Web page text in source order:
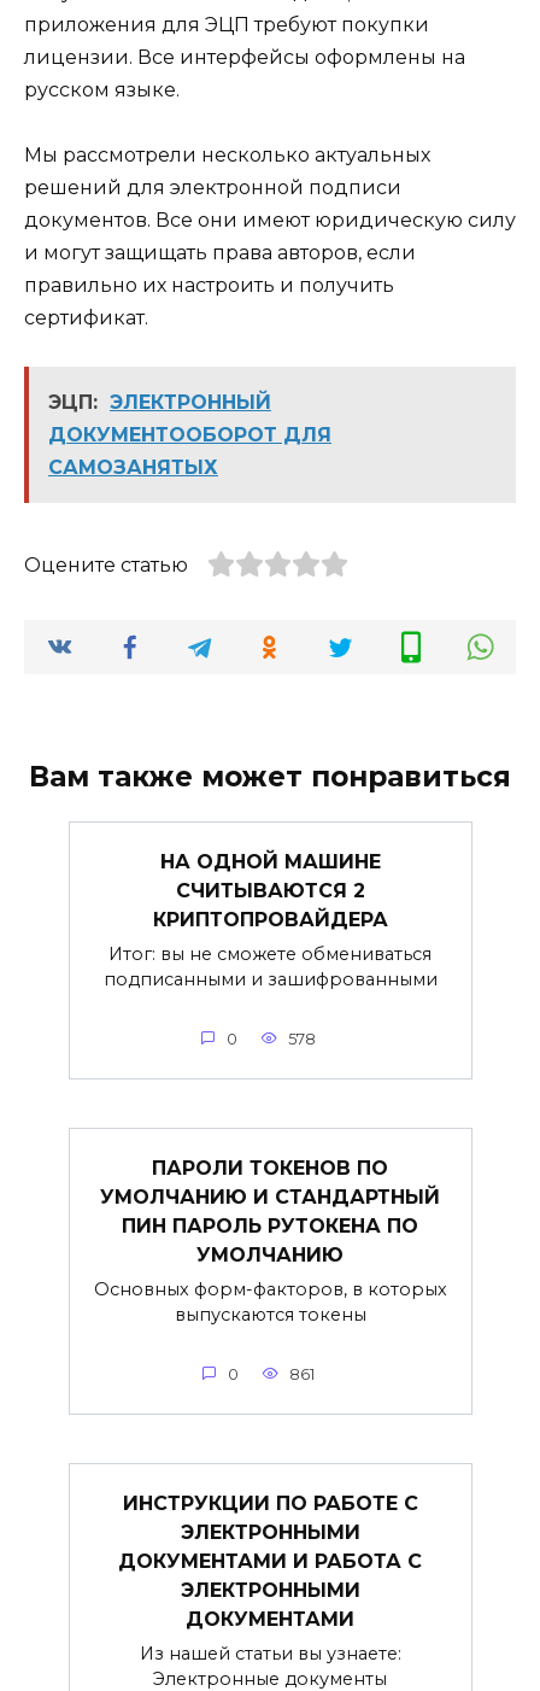
приложения для ЭЦП требуют покупки
лицензии. Все интерфейсы оформлены на
русском языке.
Мы рассмотрели несколько актуальных
решений для электронной подписи
документов. Все они имеют юридическую силу
и могут защищать права авторов, если
правильно их настроить и получить
сертификат.
ЭЦП: ЭЛЕКТРОННЫЙ
ДОКУМЕНТООБОРОТ ДЛЯ
САМОЗАНЯТЫХ
Оцените статью
Вам также может понравиться
НА ОДНОЙ МАШИНЕ
СЧИТЫВАЮТСЯ 2
КРИПТОПРОВАЙДЕРА
Итог: вы не сможете обмениваться
подписанными и зашифрованными
0 578
ПАРОЛИ ТОКЕНОВ ПО
УМОЛЧАНИЮ И СТАНДАРТНЫЙ
ПИН ПАРОЛЬ РУТОКЕНА ПО
УМОЛЧАНИЮ
Основных форм-факторов, в которых
выпускаются токены
0 861
ИНСТРУКЦИИ ПО РАБОТЕ С
ЭЛЕКТРОННЫМИ
ДОКУМЕНТАМИ И РАБОТА С
ЭЛЕКТРОННЫМИ
ДОКУМЕНТАМИ
Из нашей статьи вы узнаете:
Электронные документы